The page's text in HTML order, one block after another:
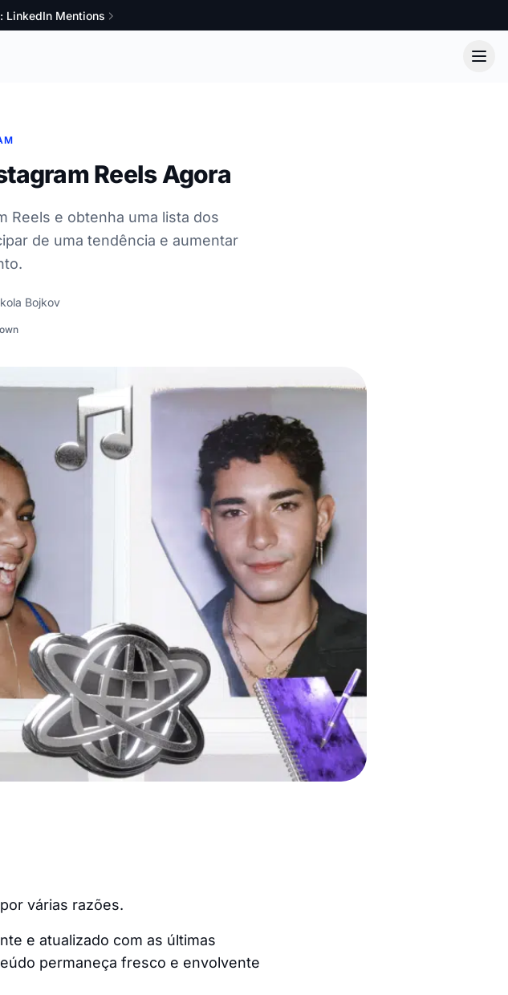
LinkedIn Mentions
Reels Agora
Reels e obtenha uma lista dos
de uma tendência e aumentar
Bojkov
várias razões.
e atualizado com as últimas
permaneça fresco e envolvente